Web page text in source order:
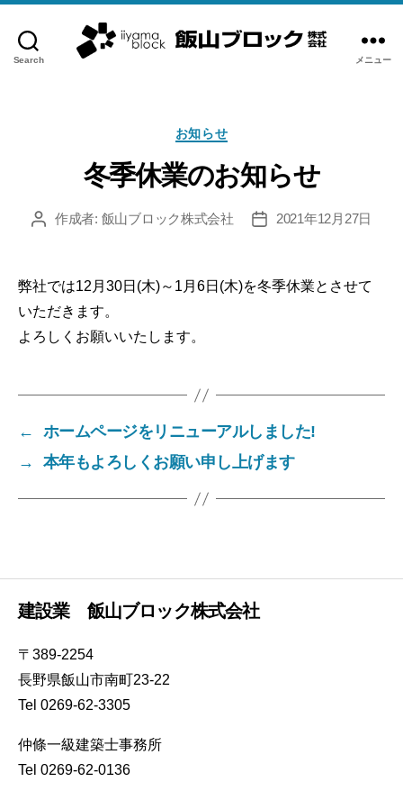
Search
ロ
ク
式
メニュー
カ
テ
ゴ
リ
お知らせ
冬季休業のお知らせ
投 作成者: 飯山ブロック株式会社
投
2021年12月27日
弊社では12月30日(木)～1月6日(木)を冬季休業とさせて
いただきます。
よろしくお願いいたします。
←
ホームページをリニューアルしました!
→
本年もよろしくお願い申し上げます
建設業 飯山ブロック株式会社
〒389-2254
長野県飯山市南町23-22
Tel 0269-62-3305
仲條一級建築士事務所
Tel 0269-62-0136